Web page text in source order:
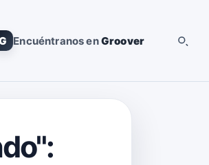
Encuéntranos enGroover